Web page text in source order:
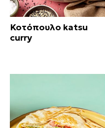
Κοτόπουλο katsu
curry